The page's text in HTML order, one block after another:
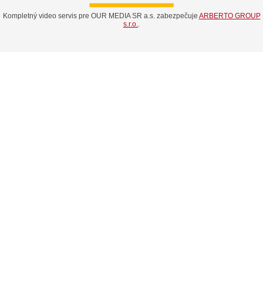
Kompletný video servis pre OUR MEDIA SR a.s. zabezpečuje ARBERTO GROUP
s.r.o..